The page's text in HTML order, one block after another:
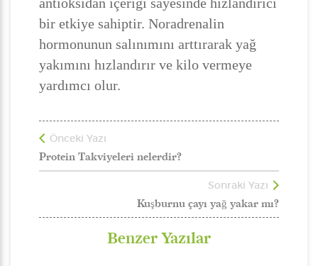
bir etkiye sahiptir. Noradrenalin
hormonunun salınımını arttırarak yağ
yakımını hızlandırır ve kilo vermeye
yardımcı olur.
Önceki Yazı
Protein Takviyeleri nelerdir?
Sonraki Yazı
Kuşburnu çayı yağ yakar mı?
Benzer Yazılar